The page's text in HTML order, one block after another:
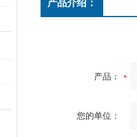
产品介绍：
产品：
您的单位：